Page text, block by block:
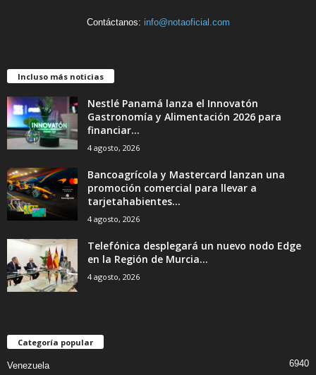
Contáctanos: info@notaoficial.com
Incluso más noticias
Nestlé Panamá lanza el Innovatón
Gastronomía y Alimentación 2026 para
financiar...
4 agosto, 2026
Bancoagrícola y Mastercard lanzan una
promoción comercial para llevar a
tarjetahabientes...
4 agosto, 2026
Telefónica desplegará un nuevo nodo Edge
en la Región de Murcia...
4 agosto, 2026
Categoría popular
Venezuela 6940